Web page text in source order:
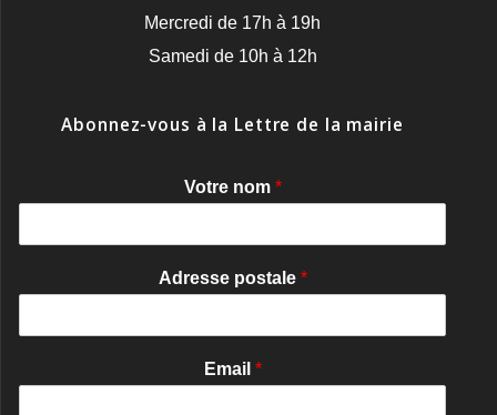
Mercredi de 17h à 19h
Samedi de 10h à 12h
Abonnez-vous à la Lettre de la mairie
Votre nom *
Adresse postale *
Email *